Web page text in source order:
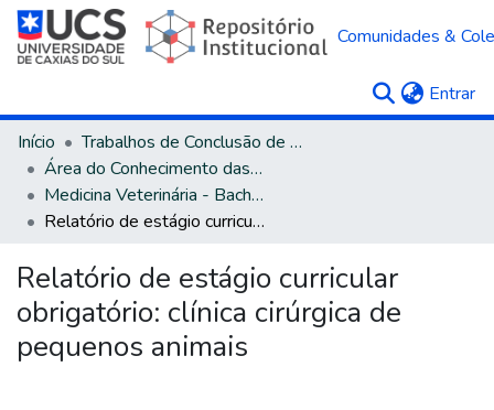
Comunidades &
Entrar
Início
Trabalhos de Conclusão de Curso
Área do Conhecimento das Ciências Agrárias
Medicina Veterinária - Bacharelado
Relatório de estágio curricular obrigatório: clínica cirúrgica de pequenos animais
Relatório de estágio curricular
obrigatório: clínica cirúrgica de
pequenos animais